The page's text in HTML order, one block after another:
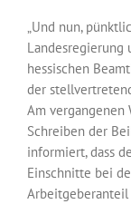
„Und nun,
Landesregierung
hessischen
der
Am vergangenen
Schreiben der
informiert, dass
Einschnitte bei
Arbeitgeberanteil